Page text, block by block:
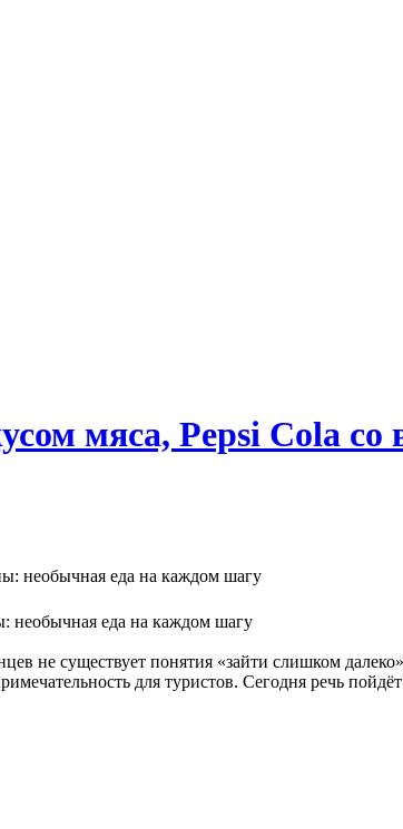
мяса, Pepsi Cola со
необычная еда на каждом шагу
не существует понятия «зайти слишком
для туристов. Сегодня речь